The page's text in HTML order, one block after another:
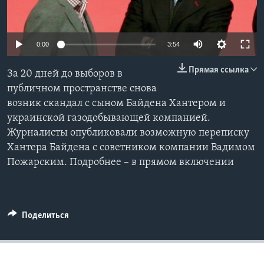
Learning English
Языки
0:00 3:54
Прямая ссылка
За 20 дней до выборов в
публичном пространстве снова
возник скандал с сыном Байдена Хантером и
украинской газодобывающей компанией.
Журналисты опубликовали возможную переписку
Хантера Байдена с советником компании Вадимом
Пожарским. Подробнее – в прямом включении
Поделиться